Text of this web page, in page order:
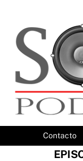
content
Contacto